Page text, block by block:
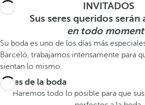
INVITADOS
Sus seres queridos serán
en todo
Su boda es uno de los días más
Barceló, trabajamos intensamente para
sientan lo mismo.
Antes de la boda
Haremos todo lo posible para que